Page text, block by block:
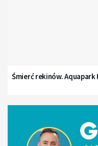
Śmierć rekinów. Aquapark